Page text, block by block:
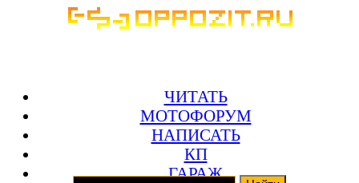
ЧИТАТЬ
МОТОФОРУМ
НАПИСАТЬ
КП
ГАРАЖ